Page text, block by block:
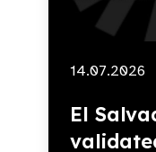
14.07.2026
El